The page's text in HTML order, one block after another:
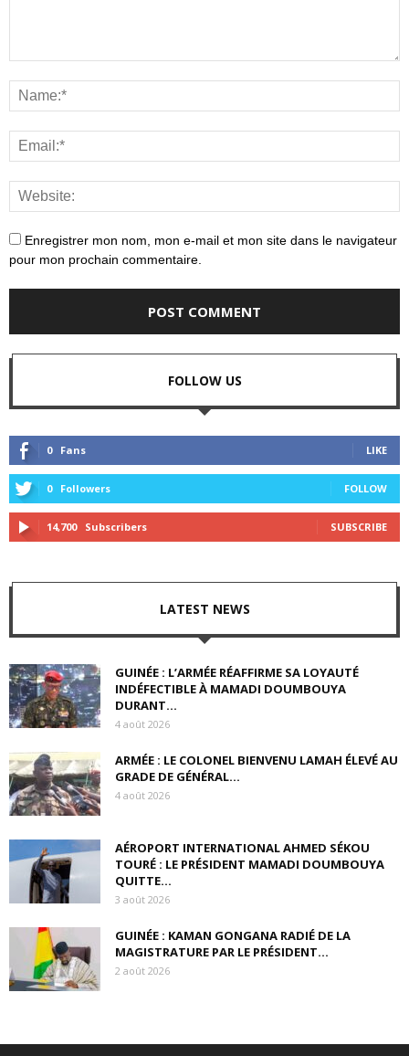
Enregistrer mon nom, mon e-mail et mon site dans le navigateur
pour mon prochain commentaire.
FOLLOW US
0 Fans LIKE
0 Followers FOLLOW
14,700 Subscribers SUBSCRIBE
LATEST NEWS
GUINÉE : L’ARMÉE RÉAFFIRME SA LOYAUTÉ
INDÉFECTIBLE À MAMADI DOUMBOUYA
DURANT...
4 août 2026
ARMÉE : LE COLONEL BIENVENU LAMAH ÉLEVÉ AU
GRADE DE GÉNÉRAL...
4 août 2026
AÉROPORT INTERNATIONAL AHMED SÉKOU
TOURÉ : LE PRÉSIDENT MAMADI DOUMBOUYA
QUITTE...
3 août 2026
GUINÉE : KAMAN GONGANA RADIÉ DE LA
MAGISTRATURE PAR LE PRÉSIDENT...
2 août 2026